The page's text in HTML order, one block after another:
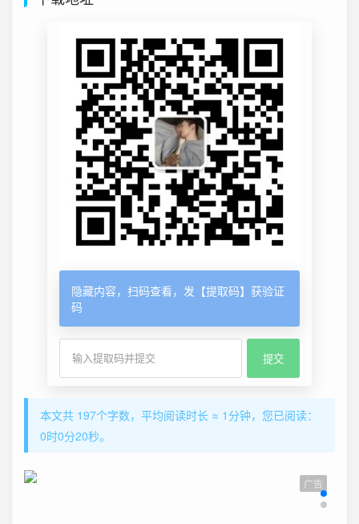
隐藏内容，扫码查看，发【提取码】获验证
码
本文共 197个字数，平均阅读时长 ≈ 1分钟，您已阅读：
0时0分21秒。
广告